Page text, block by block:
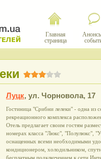
Главная
страница
Луцк, ул. Чорновола, 17
Гостиница "Срибни лелеки" - одна из
рекреационного комплекса
Отель предлагает своим гостям
номерах класса "Люкс", "Полулюкс",
оснащенных всеми необходимыми
кондиционером, холодильником,
бесплатным подключением к сети